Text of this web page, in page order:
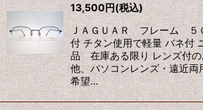
13,500円(税込)
ＪＡＧＵＡＲ フレーム ５
付 チタン使用で軽量 バネ付
品 在庫ある限り レンズ付の
他、パソコンレンズ・遠近両
希望…